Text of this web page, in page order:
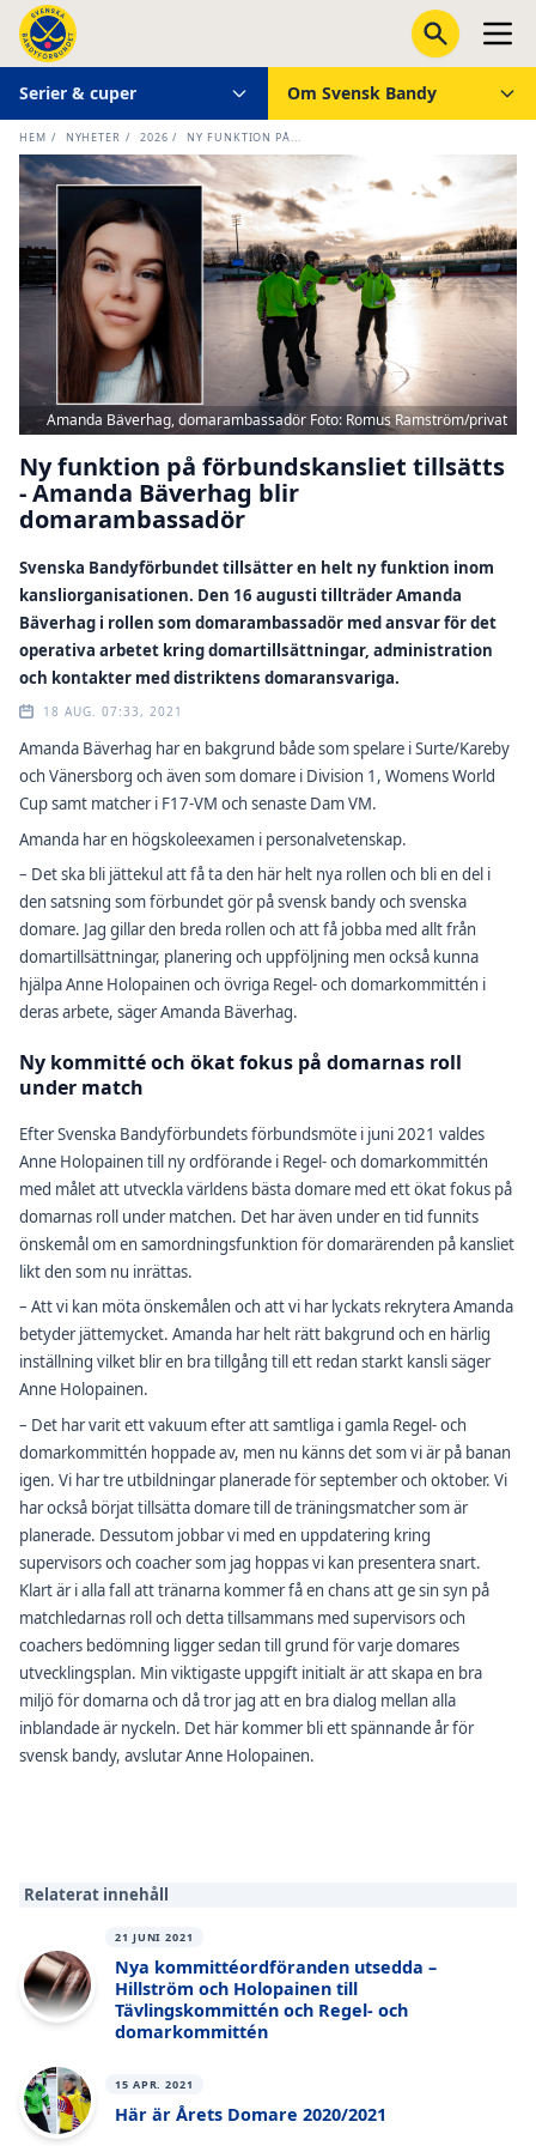
Serier & cuper Om Svensk Bandy
HEM / NYHETER / 2026 / NY FUNKTION PÅ...
Amanda Bäverhag, domarambassadör Foto: Romus Ramström/privat
Ny funktion på förbundskansliet tillsätts
- Amanda Bäverhag blir
domarambassadör
Svenska Bandyförbundet tillsätter en helt ny funktion inom
kansliorganisationen. Den 16 augusti tillträder Amanda
Bäverhag i rollen som domarambassadör med ansvar för det
operativa arbetet kring domartillsättningar, administration
och kontakter med distriktens domaransvariga.
18 AUG. 07:33, 2021
Amanda Bäverhag har en bakgrund både som spelare i Surte/Kareby
och Vänersborg och även som domare i Division 1, Womens World
Cup samt matcher i F17-VM och senaste Dam VM.
Amanda har en högskoleexamen i personalvetenskap.
– Det ska bli jättekul att få ta den här helt nya rollen och bli en del i
den satsning som förbundet gör på svensk bandy och svenska
domare. Jag gillar den breda rollen och att få jobba med allt från
domartillsättningar, planering och uppföljning men också kunna
hjälpa Anne Holopainen och övriga Regel- och domarkommittén i
deras arbete, säger Amanda Bäverhag.
Ny kommitté och ökat fokus på domarnas roll
under match
Efter Svenska Bandyförbundets förbundsmöte i juni 2021 valdes
Anne Holopainen till ny ordförande i Regel- och domarkommittén
med målet att utveckla världens bästa domare med ett ökat fokus på
domarnas roll under matchen. Det har även under en tid funnits
önskemål om en samordningsfunktion för domarärenden på kansliet
likt den som nu inrättas.
– Att vi kan möta önskemålen och att vi har lyckats rekrytera Amanda
betyder jättemycket. Amanda har helt rätt bakgrund och en härlig
inställning vilket blir en bra tillgång till ett redan starkt kansli säger
Anne Holopainen.
– Det har varit ett vakuum efter att samtliga i gamla Regel- och
domarkommittén hoppade av, men nu känns det som vi är på banan
igen. Vi har tre utbildningar planerade för september och oktober. Vi
har också börjat tillsätta domare till de träningsmatcher som är
planerade. Dessutom jobbar vi med en uppdatering kring
supervisors och coacher som jag hoppas vi kan presentera snart.
Klart är i alla fall att tränarna kommer få en chans att ge sin syn på
matchledarnas roll och detta tillsammans med supervisors och
coachers bedömning ligger sedan till grund för varje domares
utvecklingsplan. Min viktigaste uppgift initialt är att skapa en bra
miljö för domarna och då tror jag att en bra dialog mellan alla
inblandade är nyckeln. Det här kommer bli ett spännande år för
svensk bandy, avslutar Anne Holopainen.
Relaterat innehåll
21 JUNI 2021
Nya kommittéordföranden utsedda –
Hillström och Holopainen till
Tävlingskommittén och Regel- och
domarkommittén
15 APR. 2021
Här är Årets Domare 2020/2021